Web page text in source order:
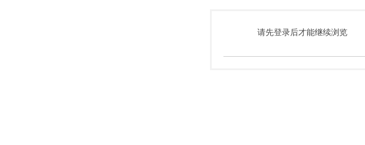
请先登录后才能继续浏览